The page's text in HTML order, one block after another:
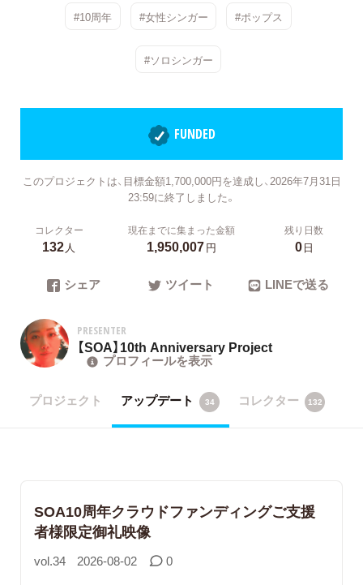
#10周年 #女性シンガー #ポップス
#ソロシンガー
FUNDED
このプロジェクトは、目標金額1,700,000円を達成し、2026年7月31日
23:59に終了しました。
コレクター
132人
現在までに集まった金額
1,950,007円
残り日数
0日
シェア ツイート LINEで送る
PRESENTER
【SOA】10th Anniversary Project
プロフィールを表示
プロジェクト アップデート 34 コレクター 132
SOA10周年クラウドファンディングご支援
者様限定御礼映像
vol.34 2026-08-02 0